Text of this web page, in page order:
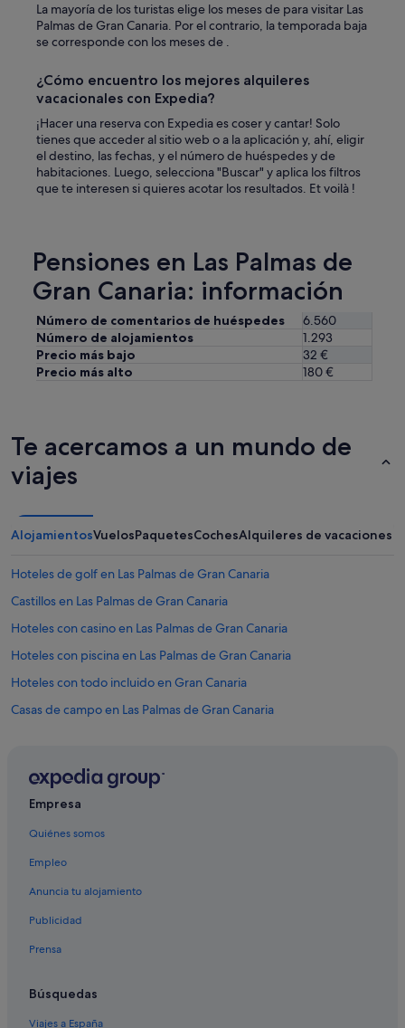
La mayoría de los turistas elige los meses de para visitar Las
Palmas de Gran Canaria. Por el contrario, la temporada baja
se corresponde con los meses de .
¿Cómo encuentro los mejores alquileres
vacacionales con Expedia?
¡Hacer una reserva con Expedia es coser y cantar! Solo
tienes que acceder al sitio web o a la aplicación y, ahí, eligir
el destino, las fechas, y el número de huéspedes y de
habitaciones. Luego, selecciona "Buscar" y aplica los filtros
que te interesen si quieres acotar los resultados. Et voilà !
Pensiones en Las Palmas de
Gran Canaria: información
Número de comentarios de huéspedes
6.560
Número de alojamientos
1.293
Precio más bajo
32 €
Precio más alto
180 €
Te acercamos a un mundo de
viajes
AlojamientosVuelosPaquetesCochesAlquileres de vacaciones
Hoteles de golf en Las Palmas de Gran Canaria
Castillos en Las Palmas de Gran Canaria
Hoteles con casino en Las Palmas de Gran Canaria
Hoteles con piscina en Las Palmas de Gran Canaria
Hoteles con todo incluido en Gran Canaria
Casas de campo en Las Palmas de Gran Canaria
Villas en La Montañeta
Apartamentos en Tafira
Hoteles de aventura en Las Palmas de Gran Canaria
Hoteles con spa en Las Palmas de Gran Canaria
Hilton Hotels en Las Palmas de Gran Canaria
Empresa
Quiénes somos
Empleo
Anuncia tu alojamiento
Publicidad
Prensa
Búsquedas
Viajes a España